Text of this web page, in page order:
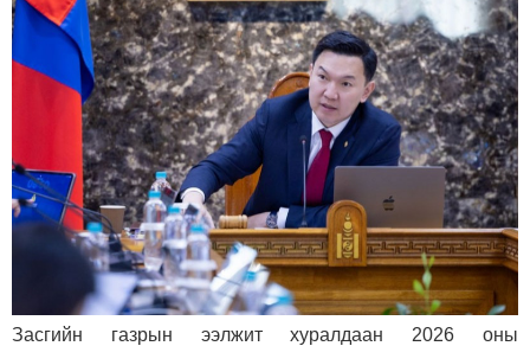
Засгийн газрын ээлжит хуралдаан 2026 оны